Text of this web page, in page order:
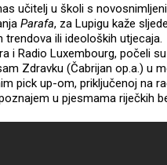
učitelj u školi s
Parafa, za Lupigu kaže
trendova ili ideoloških utjecaja.
i Radio Luxembourg, počeli
Zdravku (Čabrijan op.a.) u
pick up-om, priključenoj na
u pjesmama riječkih